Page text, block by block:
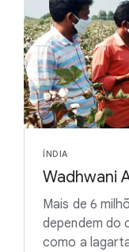
ÍNDIA
Wadhwani
Mais de 6
dependem do
como a